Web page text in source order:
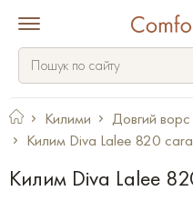
Килими Довгий ворс
Килим Diva Lalee 820
Килим Diva Lalee